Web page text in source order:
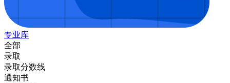
专业库
全部
录取
录取分数线
通知书